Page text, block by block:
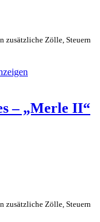
zusätzliche Zölle, Steuern
– „Merle II“
zusätzliche Zölle, Steuern